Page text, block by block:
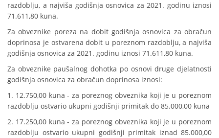
razdoblju, a najviša godišnja osnovica za 2021. godinu iznosi
71.611,80 kuna.
Za obveznike poreza na dobit godišnja osnovica za obračun
doprinosa je ostvarena dobit u poreznom razdoblju, a najviša
godišnja osnovica za 2021. godinu iznosi 71.611,80 kuna.
Za obveznike paušalnog dohotka po osnovi druge djelatnosti
godišnja osnovica za obračun doprinosa iznosi:
1. 12.750,00 kuna - za poreznog obveznika koji je u poreznom
razdoblju ostvario ukupni godišnji primitak do 85.000,00 kuna
2. 17.250,00 kuna - za poreznog obveznika koji je u poreznom
razdoblju ostvario ukupni godišnji primitak iznad 85.000,00